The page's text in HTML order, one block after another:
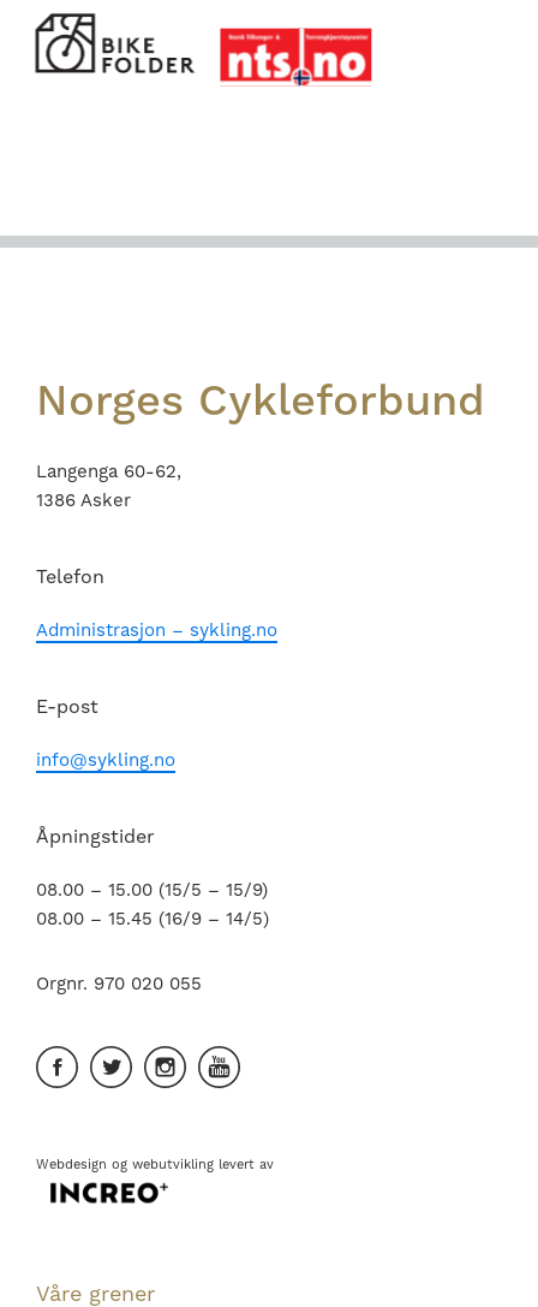
Footer
Norges Cykleforbund
Langenga 60-62,
1386 Asker
Telefon
Administrasjon – sykling.no
E-post
info@sykling.no
Åpningstider
08.00 – 15.00 (15/5 – 15/9)
08.00 – 15.45 (16/9 – 14/5)
Orgnr. 970 020 055
Webdesign og webutvikling levert av
Våre grener